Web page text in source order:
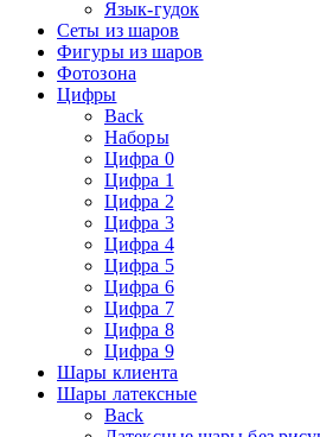
Язык-гудок
Сеты из шаров
Фигуры из шаров
Фотозона
Цифры
Back
Наборы
Цифра 0
Цифра 1
Цифра 2
Цифра 3
Цифра 4
Цифра 5
Цифра 6
Цифра 7
Цифра 8
Цифра 9
Шары клиента
Шары латексные
Back